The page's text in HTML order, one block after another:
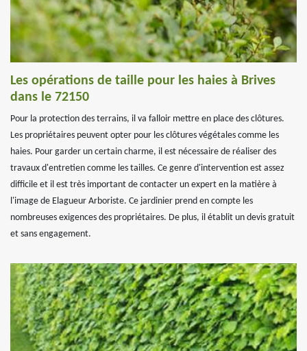
Les opérations de taille pour les haies à Brives
dans le 72150
Pour la protection des terrains, il va falloir mettre en place des clôtures.
Les propriétaires peuvent opter pour les clôtures végétales comme les
haies. Pour garder un certain charme, il est nécessaire de réaliser des
travaux d'entretien comme les tailles. Ce genre d'intervention est assez
difficile et il est très important de contacter un expert en la matière à
l'image de Elagueur Arboriste. Ce jardinier prend en compte les
nombreuses exigences des propriétaires. De plus, il établit un devis gratuit
et sans engagement.